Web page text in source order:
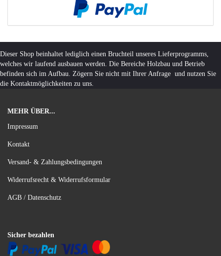
Dieser Shop beinhaltet lediglich einen Bruchteil unseres Lieferprogramms,
welches wir laufend ausbauen werden. Die Bereiche Holzbau und Betrieb
befinden sich im Aufbau. Zögern Sie nicht mit Ihrer Anfrage und nutzen Sie
die Kontaktmöglichkeiten zu uns.
MEHR ÜBER...
Impressum
Kontakt
Versand- & Zahlungsbedingungen
Widerrufsrecht & Widerrufsformular
AGB / Datenschutz
Sicher bezahlen